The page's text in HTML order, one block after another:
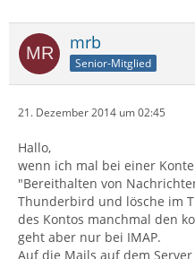
mrb
Senior-Mitglied
21. Dezember 2014 um 02:45
Hallo,
wenn ich mal bei einer
"Bereithalten von
Thunderbird und lösche im
des Kontos manchmal den
geht aber nur bei IMAP.
Auf die Mails auf dem